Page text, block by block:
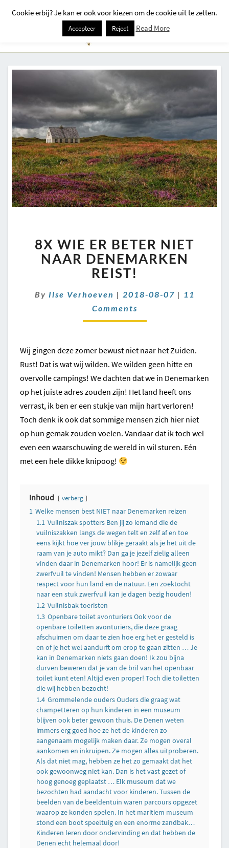
WIE
ER
BETER
NIET
DENEMARKEN
REIST!
8X WIE ER BETER NIET
NAAR DENEMARKEN
REIST!
By Ilse Verhoeven | 2018-08-07 | Comments
11
Comments
Wij gingen deze zomer bewust niet naar het Zuiden.
Rust! Dat is wat wij wilden. We wilden geen hitte en
overvolle campings! We dachten dat we in Denemarken
op het juiste adres zouden zijn! Het land heeft ons
verrast, ik ben er een stukje van mijn hart verloren!
Toch denk ik ook dat sommige mensen zich hier niet
op hun gemak zouden voelen. Vandaar dat ik toch wel
even een waarschuwing de wereld in wil sturen. Eén
met een hele dikke knipoog!
Inhoud verberg
1 Welke mensen best NIET naar Denemarken reizen
1.1 Vuilniszak spotters Ben jij zo iemand die de
vuilniszakken langs de wegen telt en zelf af en toe
eens kijkt hoe ver jouw blikje geraakt als je het uit de
raam van je auto mikt? Dan ga je jezelf zielig alleen
vinden daar in Denemarken hoor! Er is namelijk geen
zwerfvuil te vinden! Mensen hebben er zowaar
respect voor hun land en de natuur. Een zoektocht
naar een stuk zwerfvuil kan je dagen bezig houden!
1.2 Vuilnisbak toeristen
1.3 Openbare toilet avonturiers Ook voor de
openbare toiletten avonturiers, die deze graag
afschuimen om daar te zien hoe erg het er gesteld is
en of je het wel aandurft om erop te gaan zitten … Je
kan in Denemarken niets gaan doen! Ik zou bijna
durven beweren dat je van de bril van het openbaar
toilet kunt eten! Altijd even proper! Toch die toiletten
die wij hebben bezocht!
1.4 Grommelende ouders Ouders die graag wat
champetteren op hun kinderen in een museum
blijven ook beter gewoon thuis. De Denen weten
immers erg goed hoe ze het de kinderen zo
aangenaam mogelijk maken daar. Ze mogen overal
aankomen en inkruipen. Ze mogen alles uitproberen.
Als dat niet mag, hebben ze het zo gemaakt dat het
ook gewoonweg niet kan. Dan is het vast gezet of
hoog genoeg geplaatst … Elk museum dat we
bezochten had aandacht voor kinderen. Tussen de
beelden van de beeldentuin waren parcours opgezet
waarop ze konden spelen. In het maritiem museum
stond een boot speeltuig en een enorme zandbak…
Kinderen leren door ondervinding en dat hebben de
Denen echt helemaal door!
Cookie erbij? Je kan er ook voor kiezen om de cookie uit te zetten.
Accepteer Reject Read More